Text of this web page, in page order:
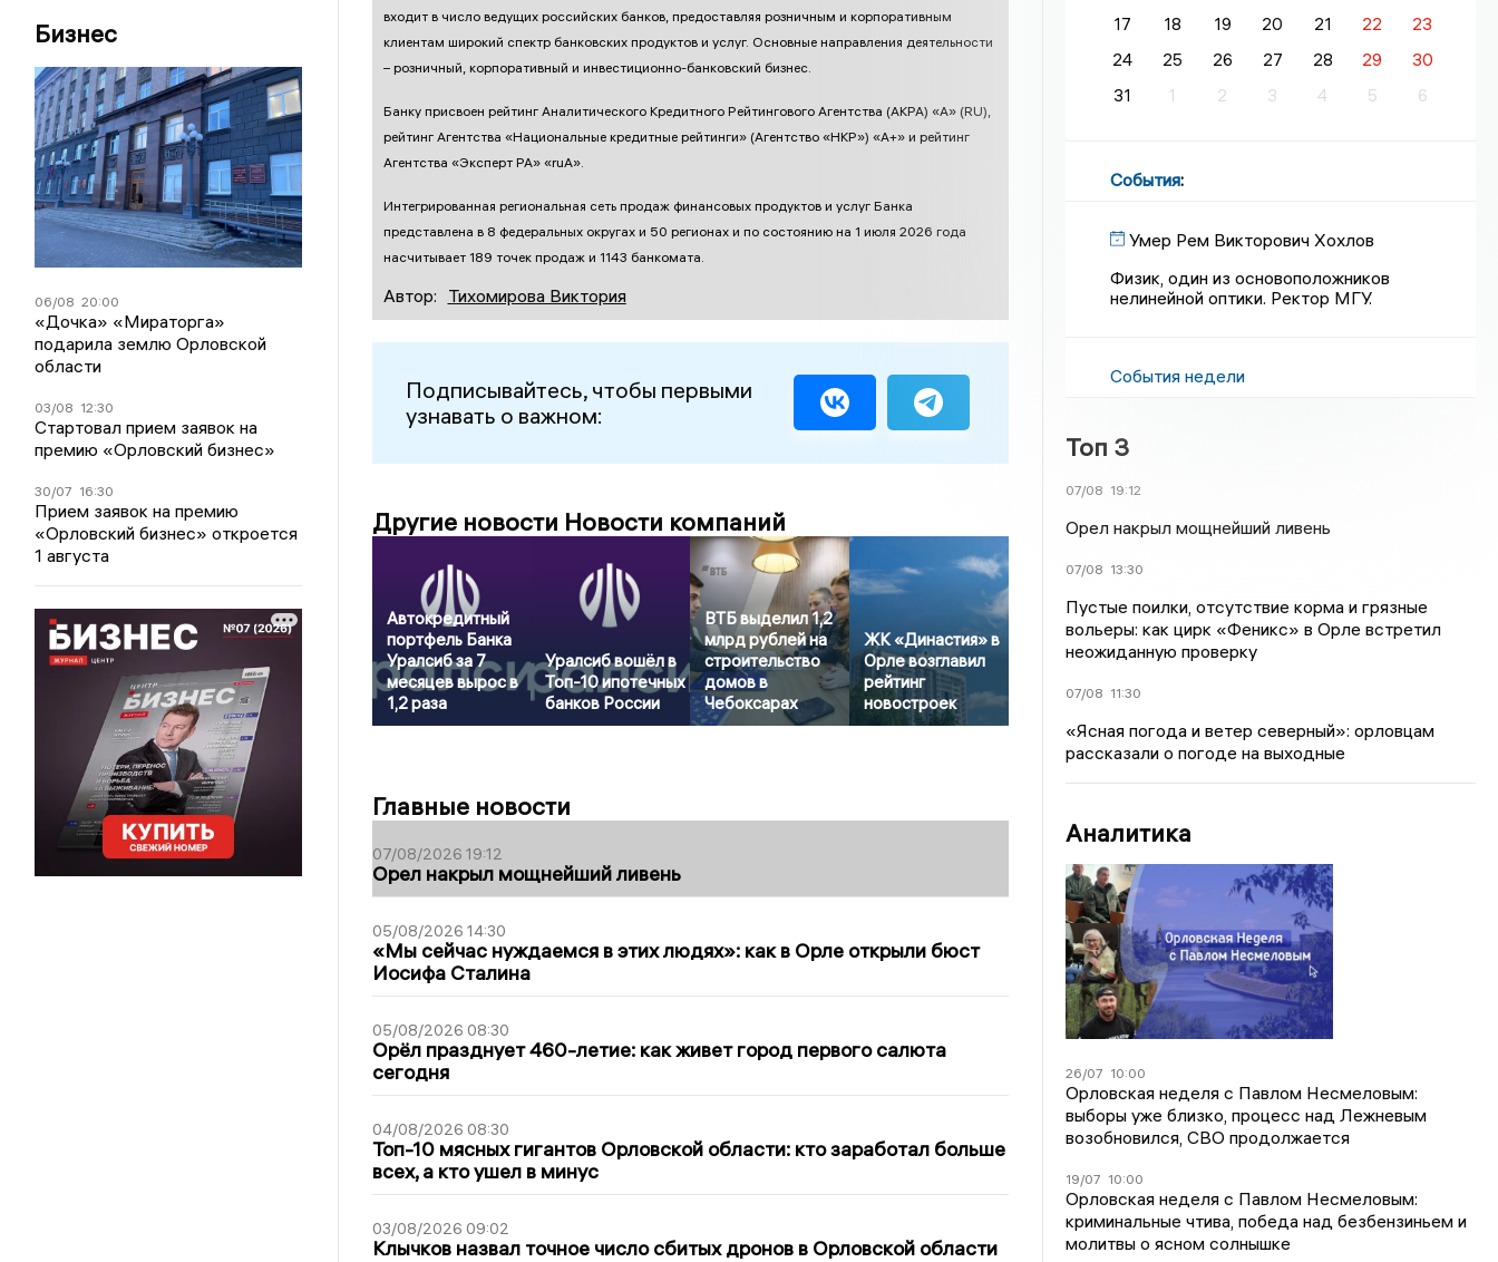
Бизнес
06/08 20:00
«Дочка» «Мираторга»
подарила землю Орловской
области
03/08 12:30
Стартовал прием заявок на
премию «Орловский бизнес»
30/07 16:30
Прием заявок на премию
«Орловский бизнес» откроется
1 августа
входит в число ведущих российских банков, предоставляя розничным и корпоративным
клиентам широкий спектр банковских продуктов и услуг. Основные направления деятельности
– розничный, корпоративный и инвестиционно-банковский бизнес.
Банку присвоен рейтинг Аналитического Кредитного Рейтингового Агентства (АКРА) «А» (RU),
рейтинг Агентства «Национальные кредитные рейтинги» (Агентство «НКР») «А+» и рейтинг
Агентства «Эксперт РА» «ruА».
Интегрированная региональная сеть продаж финансовых продуктов и услуг Банка
представлена в 8 федеральных округах и 50 регионах и по состоянию на 1 июля 2026 года
насчитывает 189 точек продаж и 1143 банкомата.
Автор: Тихомирова Виктория
Подписывайтесь, чтобы первыми
узнавать о важном:
Другие новости Новости компаний
Автокредитный
портфель Банка
Уралсиб за 7
месяцев вырос в
1,2 раза
Уралсиб вошёл в
Топ-10 ипотечных
банков России
ВТБ выделил 1,2
млрд рублей на
строительство
домов в
Чебоксарах
ЖК «Династия» в
Орле возглавил
рейтинг
новостроек
Главные новости
07/08/2026 19:12
Орел накрыл мощнейший ливень
05/08/2026 14:30
«Мы сейчас нуждаемся в этих людях»: как в Орле открыли бюст
Иосифа Сталина
05/08/2026 08:30
Орёл празднует 460-летие: как живет город первого салюта
сегодня
04/08/2026 08:30
Топ-10 мясных гигантов Орловской области: кто заработал больше
всех, а кто ушел в минус
03/08/2026 09:02
Клычков назвал точное число сбитых дронов в Орловской области
17
18 19 20 21 22
23
24
25 26 27 28 29
30
31
1 2 3 4 5 6
События:
Умер Рем Викторович Хохлов
Физик, один из основоположников
нелинейной оптики. Ректор МГУ.
События недели
Топ 3
07/08 19:12
Орел накрыл мощнейший ливень
07/08 13:30
Пустые поилки, отсутствие корма и грязные
вольеры: как цирк «Феникс» в Орле встретил
неожиданную проверку
07/08 11:30
«Ясная погода и ветер северный»: орловцам
рассказали о погоде на выходные
Аналитика
26/07 10:00
Орловская неделя с Павлом Несмеловым:
выборы уже близко, процесс над Лежневым
возобновился, СВО продолжается
19/07 10:00
Орловская неделя с Павлом Несмеловым:
криминальные чтива, победа над безбензиньем и
молитвы о ясном солнышке